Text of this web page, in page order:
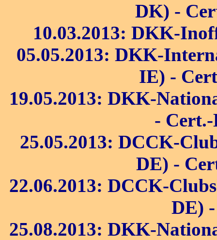
DK) -
10.03.2013: DKK-
05.05.2013: DKK-
IE) -
19.05.2013: DKK-
- Cert.-
25.05.2013: DCCK-
DE) -
22.06.2013: DCCK-
DE)
25.08.2013: DKK-